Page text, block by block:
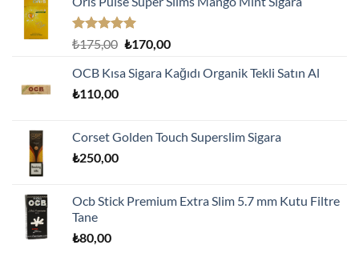
5 üzerinden
oy
aldı
₺175,00 Orijinal
₺175,00.
₺170,00Şu
fiyat:
OCB Kısa Sigara Kağıdı Organik Tekli Satın Al
₺110,00
Corset Golden Touch Superslim Sigara
₺250,00
Ocb Stick Premium Extra Slim 5.7 mm Kutu Filtre
Tane
₺80,00